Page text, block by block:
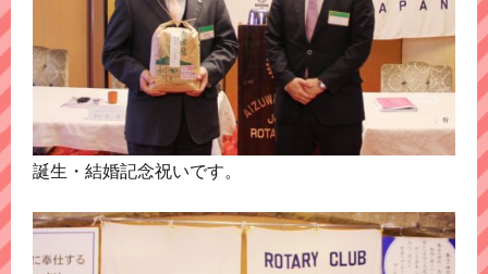
誕生・結婚記念祝いです。